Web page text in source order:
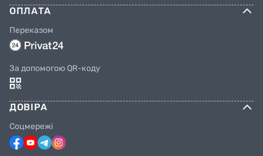
ОПЛАТА
Переказом
За допомогою QR-коду
ДОВІРА
Соцмережі